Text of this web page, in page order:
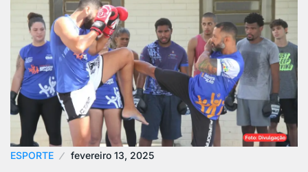
ESPORTE fevereiro 13, 2025